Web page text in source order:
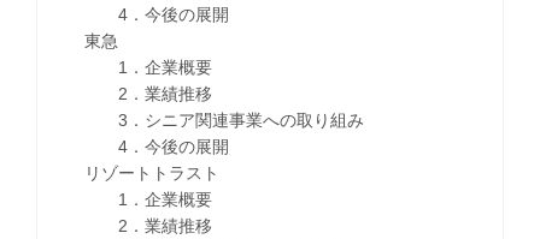
4．今後の展開
東急
1．企業概要
2．業績推移
3．シニア関連事業への取り組み
4．今後の展開
リゾートトラスト
1．企業概要
2．業績推移